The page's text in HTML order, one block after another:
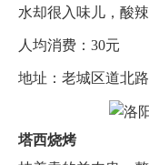
水却很入味儿，酸
人均消费：30元
地址：老城区道北
塔西烧烤